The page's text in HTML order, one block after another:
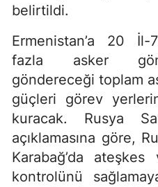
belirtildi.
Ermenistan’a 20 İl-
fazla asker
göndereceği toplam
güçleri görev
kuracak. Rusya
açıklamasına göre,
Karabağ’da
kontrolünü